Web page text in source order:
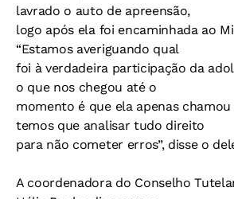
lavrado o auto de apreensão,
logo após ela foi encaminhada ao
“Estamos averiguando qual
foi à verdadeira participação da
o que nos chegou até o
momento é que ela apenas
temos que analisar tudo direito
para não cometer erros”, disse o
A coordenadora do Conselho